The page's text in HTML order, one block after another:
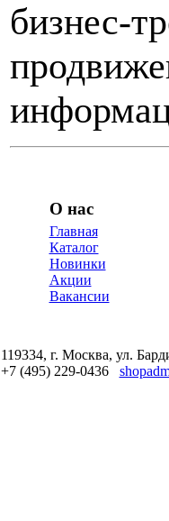
бизнес-
О нас
Главная
Каталог
Новинки
Акции
Вакансии
119334, г. Москва, ул.
+7 (495) 229-0436